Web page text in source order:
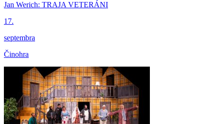
Jan Werich: TRAJA VETERÁNI
17.
septembra
Činohra